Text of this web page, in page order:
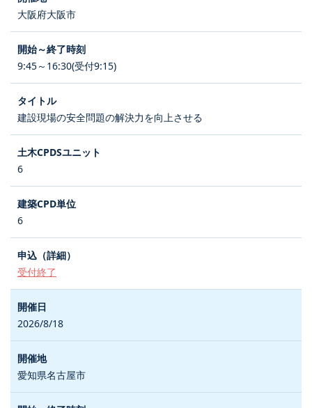
大阪府大阪市
9:45～16:30(受付9:15)
建設現場の安全問題の解決力を向上させる
6
6
受付終了
2026/8/18
愛知県名古屋市